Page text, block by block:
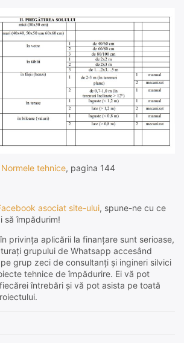
Normele tehnice, pagina 144
asociat site-ului, spune-ne cu ce
să împădurim!
privința aplicării la finanțare sunt serioase,
grupului de Whatsapp accesând
grup zeci de consultanți și ingineri silvici
tehnice de împădurire. Ei vă pot
întrebări și vă pot asista pe toată